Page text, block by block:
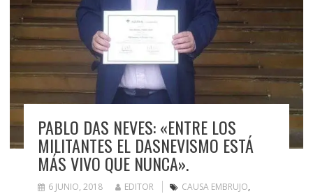
PABLO DAS NEVES: «ENTRE LOS
MILITANTES EL DASNEVISMO ESTÁ
MÁS VIVO QUE NUNCA».
6 JUNIO, 2018 EDITOR CAUSA EMBRUJO,